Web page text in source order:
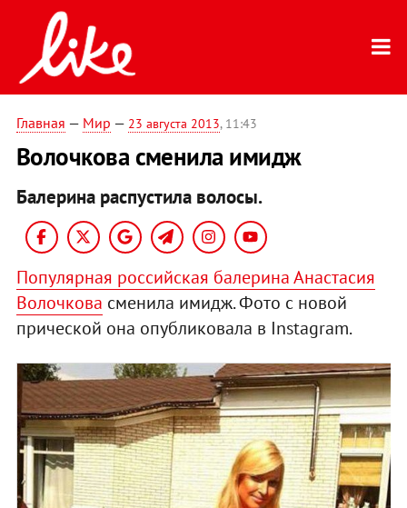
Главная — Мир — 23 августа 2013, 11:43
Волочкова сменила имидж
Балерина распустила волосы.
Популярная российская балерина Анастасия
Волочкова сменила имидж. Фото с новой
прической она опубликовала в Instagram.